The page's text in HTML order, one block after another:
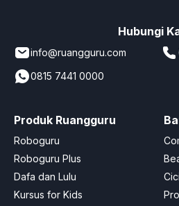
Hubungi
info@ruangguru.com
0815 7441 0000
Produk Ruangguru
Roboguru
Roboguru Plus
Dafa dan Lulu
Kursus for Kids